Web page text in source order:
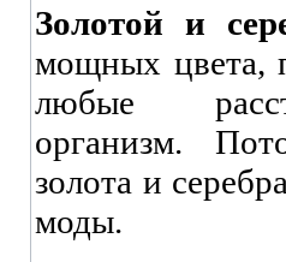
Золотой и
мощных цвета,
любые
организм.
золота и
моды.